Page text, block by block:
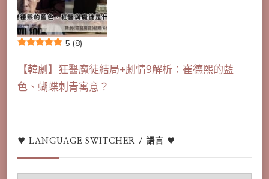
5 (8)
【韓劇】狂醫魔徒結局+劇情9解析：崔德熙的藍
色、蝴蝶刺青寓意？
♥ LANGUAGE SWITCHER / 語言 ♥